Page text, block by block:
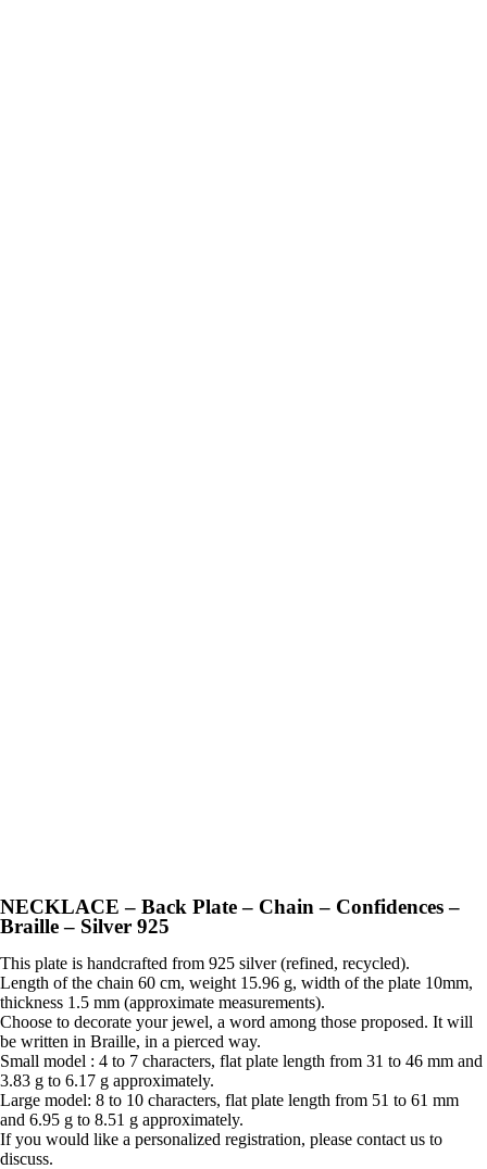
NECKLACE – Back Plate – Chain – Confidences –
Braille – Silver 925
This plate is handcrafted from 925 silver (refined, recycled).
Length of the chain 60 cm, weight 15.96 g, width of the plate 10mm,
thickness 1.5 mm (approximate measurements).
Choose to decorate your jewel, a word among those proposed. It will
be written in Braille, in a pierced way.
Small model : 4 to 7 characters, flat plate length from 31 to 46 mm and
3.83 g to 6.17 g approximately.
Large model: 8 to 10 characters, flat plate length from 51 to 61 mm
and 6.95 g to 8.51 g approximately.
If you would like a personalized registration, please contact us to
discuss.